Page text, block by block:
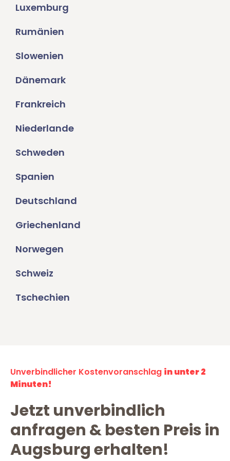
Luxemburg
Rumänien
Slowenien
Dänemark
Frankreich
Niederlande
Schweden
Spanien
Deutschland
Griechenland
Norwegen
Schweiz
Tschechien
Unverbindlicher Kostenvoranschlag in unter 2
Minuten!
Jetzt unverbindlich
anfragen & besten Preis in
Augsburg erhalten!